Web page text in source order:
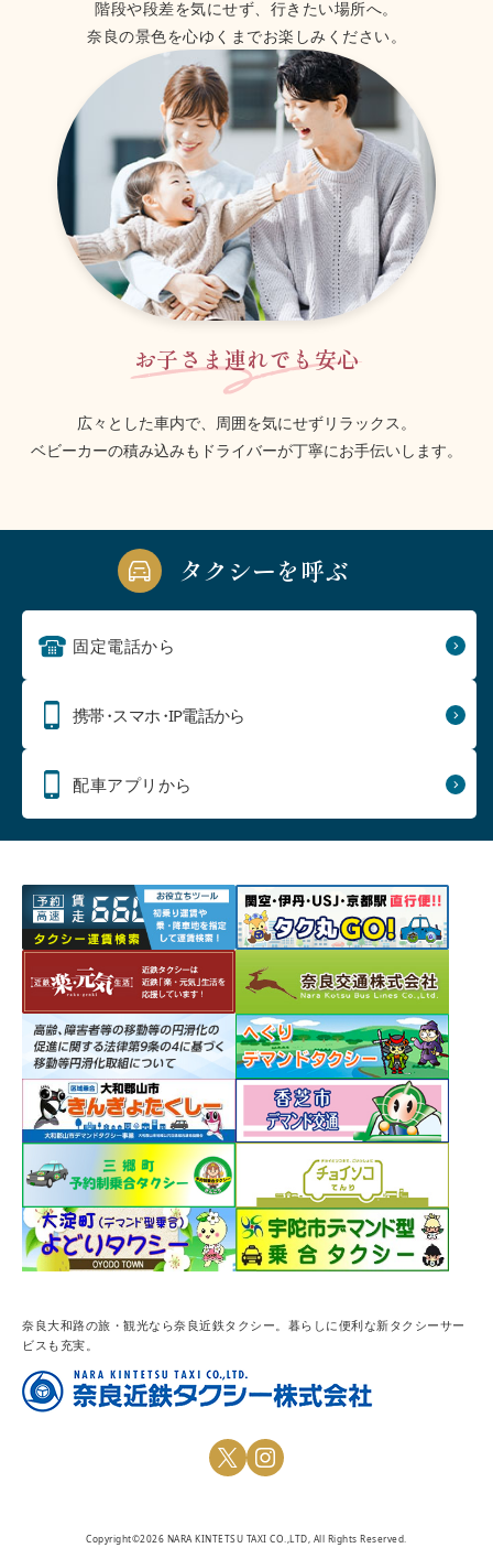
階段や段差を気にせず、行きたい場所へ。
奈良の景色を心ゆくまでお楽しみください。
お子さま連れでも安心
広々とした車内で、周囲を気にせずリラックス。
ベビーカーの積み込みもドライバーが丁寧にお手伝いします。
タクシーを呼ぶ
固定電話から
携帯・スマホ・IP電話から
配車アプリから
奈良大和路の旅・観光なら奈良近鉄タクシー。暮らしに便利な新タクシーサー
ビスも充実。
Copyright©2026 NARA KINTETSU TAXI CO.,LTD, All Rights Reserved.